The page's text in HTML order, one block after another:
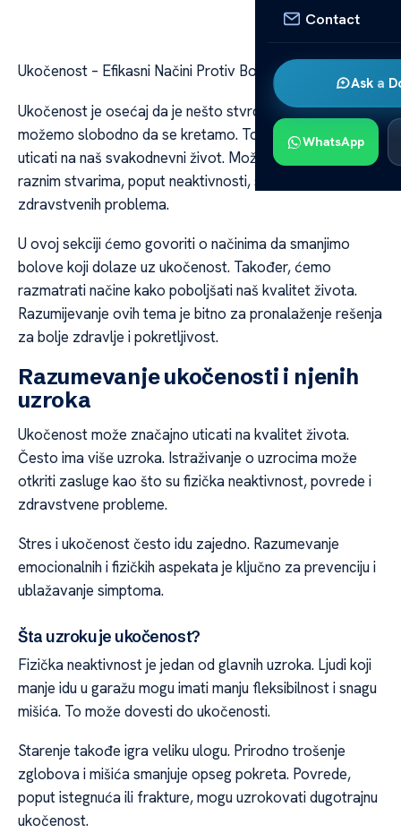
Contact
Ask a
WhatsApp
Ukočenost – Efikasni Načini Protiv Bolova
Ukočenost je osećaj da je nešto stvrdnuto i da ne
možemo slobodno da se kretamo. To može značajno
uticati na naš svakodnevni život. Može biti uzrokovan
raznim stvarima, poput neaktivnosti, stresa ili
zdravstvenih problema.
U ovoj sekciji ćemo govoriti o načinima da smanjimo
bolove koji dolaze uz ukočenost. Također, ćemo
razmatrati načine kako poboljšati naš kvalitet života.
Razumijevanje ovih tema je bitno za pronalaženje rešenja
za bolje zdravlje i pokretljivost.
Razumevanje ukočenosti i njenih
uzroka
Ukočenost može značajno uticati na kvalitet života.
Često ima više uzroka. Istraživanje o uzrocima može
otkriti zasluge kao što su fizička neaktivnost, povrede i
zdravstvene probleme.
Stres i ukočenost često idu zajedno. Razumevanje
emocionalnih i fizičkih aspekata je ključno za prevenciju i
ublažavanje simptoma.
Šta uzrokuje ukočenost?
Fizička neaktivnost je jedan od glavnih uzroka. Ljudi koji
manje idu u garažu mogu imati manju fleksibilnost i snagu
mišića. To može dovesti do ukočenosti.
Starenje takođe igra veliku ulogu. Prirodno trošenje
zglobova i mišića smanjuje opseg pokreta. Povrede,
poput istegnuća ili frakture, mogu uzrokovati dugotrajnu
ukočenost.